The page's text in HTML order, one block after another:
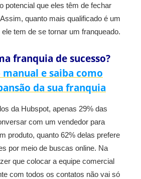
potencial que eles têm de fechar
quanto mais qualificado é um
tem de se tornar um franqueado.
franquia de sucesso?
e saiba como
da sua franquia
da Hubspot, apenas 29% das
com um vendedor para
produto, quanto 62% delas prefere
por meio de buscas online. Na
que colocar a equipe comercial
com todos os contatos não vai só